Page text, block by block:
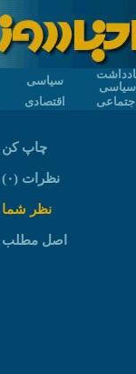
سیاسی
سیاسی
اجتماعی
اقتصادی
چاپ کن
نظرات (۰)
نظر شما
اصل مطلب